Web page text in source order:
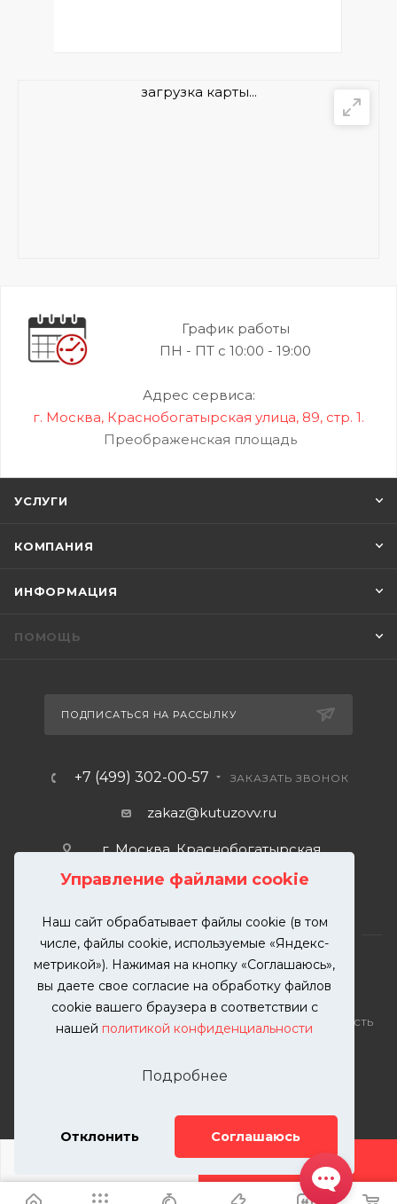
Управление файлами cookie
Наш сайт обрабатывает файлы cookie (в том
числе, файлы cookie, используемые «Яндекс-
метрикой»). Нажимая на кнопку «Соглашаюсь»,
вы даете свое согласие на обработку файлов
cookie вашего браузера в соответствии с
нашей политикой конфиденциальности
Подробнее
Отклонить Соглашаюсь
ДОБАВИТЬ УСЛУГУ
загрузка карты...
График работы
ПН - ПТ с 10:00 - 19:00
Адрес сервиса:
г. Москва, Краснобогатырская улица, 89, стр. 1.
Преображенская площадь
УСЛУГИ
КОМПАНИЯ
ИНФОРМАЦИЯ
ПОМОЩЬ
ПОДПИСАТЬСЯ НА РАССЫЛКУ
+7 (499) 302-00-57 ЗАКАЗАТЬ ЗВОНОК
zakaz@kutuzovv.ru
г. Москва, Краснобогатырская
2026 © KUTUZOVV | Кузовной ремонт и покраска
автомобилей. Вся информация на сайте – собственность
разрешения запрещена. Все права защищены.
Телефон: 8(499)-302-00-57